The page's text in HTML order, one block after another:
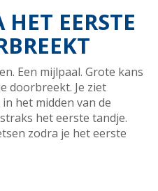
EERSTE
Een mijlpaal. Grote kans
doorbreekt. Je ziet
het midden van de
het eerste tandje.
zodra je het eerste